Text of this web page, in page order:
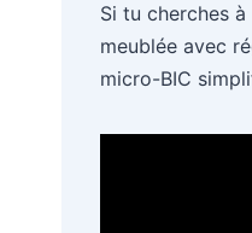
Si tu cherches
meublée avec
micro-BIC